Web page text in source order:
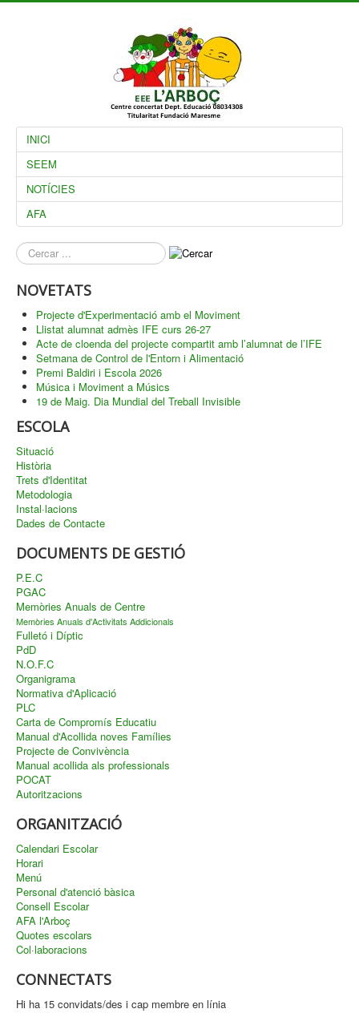
INICI
SEEM
NOTÍCIES
AFA
què
busques?
NOVETATS
Projecte d'Experimentació amb el Moviment
Llistat alumnat admès IFE curs 26-27
Acte de cloenda del projecte compartit amb l’alumnat de l’IFE
Setmana de Control de l'Entorn i Alimentació
Premi Baldiri i Escola 2026
Música i Moviment a Músics
19 de Maig. Dia Mundial del Treball Invisible
ESCOLA
Situació
Història
Trets d'Identitat
Metodologia
Instal·lacions
Dades de Contacte
DOCUMENTS DE GESTIÓ
P.E.C
PGAC
Memòries Anuals de Centre
Memòries Anuals d'Activitats Addicionals
Fulletó i Díptic
PdD
N.O.F.C
Organigrama
Normativa d'Aplicació
PLC
Carta de Compromís Educatiu
Manual d'Acollida noves Famílies
Projecte de Convivència
Manual acollida als professionals
POCAT
Autoritzacions
ORGANITZACIÓ
Calendari Escolar
Horari
Menú
Personal d'atenció bàsica
Consell Escolar
AFA l'Arboç
Quotes escolars
Col·laboracions
CONNECTATS
Hi ha 15 convidats/des i cap membre en línia